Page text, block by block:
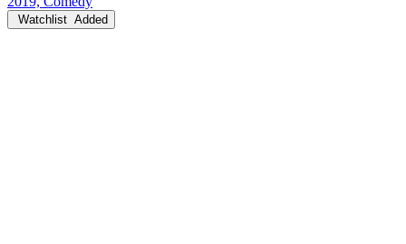
Watchlist Added